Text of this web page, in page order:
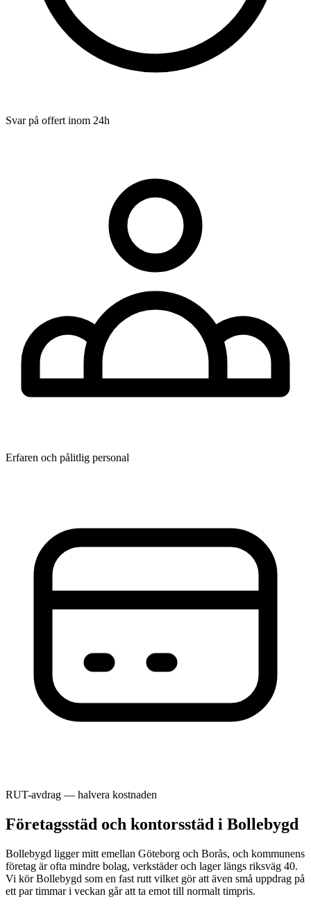
Svar på offert inom 24h
Erfaren och pålitlig personal
RUT-avdrag — halvera kostnaden
Företagsstäd och kontorsstäd i Bollebygd
Bollebygd ligger mitt emellan Göteborg och Borås, och kommunens
företag är ofta mindre bolag, verkstäder och lager längs riksväg 40.
Vi kör Bollebygd som en fast rutt vilket gör att även små uppdrag på
ett par timmar i veckan går att ta emot till normalt timpris.